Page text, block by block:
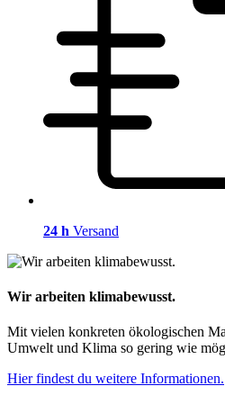
24 h Versand
Wir arbeiten klimabewusst.
Mit vielen konkreten ökologischen
Umwelt und Klima so gering wie
Hier findest du weitere Informationen.